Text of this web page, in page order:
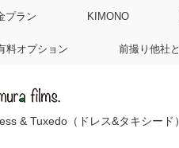
プラン KIMONO
料オプション 前撮り他社
& Tuxedo（ドレス&タキシード）